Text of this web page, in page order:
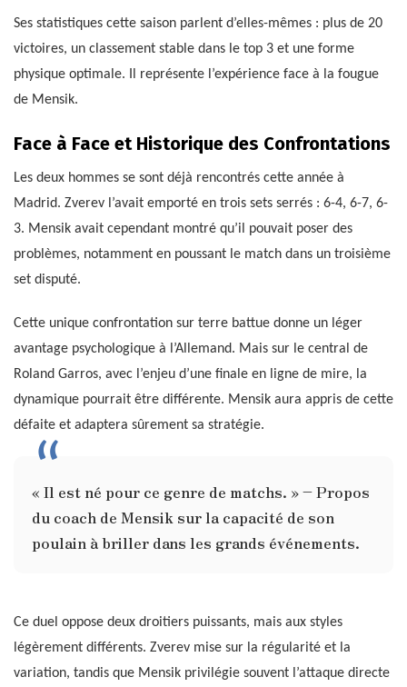
Ses statistiques cette saison parlent d’elles-mêmes : plus de 20
victoires, un classement stable dans le top 3 et une forme
physique optimale. Il représente l’expérience face à la fougue
de Mensik.
Face à Face et Historique des Confrontations
Les deux hommes se sont déjà rencontrés cette année à
Madrid. Zverev l’avait emporté en trois sets serrés : 6-4, 6-7, 6-
3. Mensik avait cependant montré qu’il pouvait poser des
problèmes, notamment en poussant le match dans un troisième
set disputé.
Cette unique confrontation sur terre battue donne un léger
avantage psychologique à l’Allemand. Mais sur le central de
Roland Garros, avec l’enjeu d’une finale en ligne de mire, la
dynamique pourrait être différente. Mensik aura appris de cette
défaite et adaptera sûrement sa stratégie.
« Il est né pour ce genre de matchs. » – Propos
du coach de Mensik sur la capacité de son
poulain à briller dans les grands événements.
Ce duel oppose deux droitiers puissants, mais aux styles
légèrement différents. Zverev mise sur la régularité et la
variation, tandis que Mensik privilégie souvent l’attaque directe